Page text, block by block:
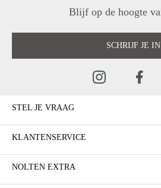
Blijf op de hoogte
SCHRIJF JE IN
STEL JE VRAAG
KLANTENSERVICE
NOLTEN EXTRA